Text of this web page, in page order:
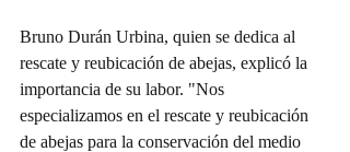
Bruno Durán Urbina, quien se dedica al
rescate y reubicación de abejas, explicó la
importancia de su labor. "Nos
especializamos en el rescate y reubicación
de abejas para la conservación del medio